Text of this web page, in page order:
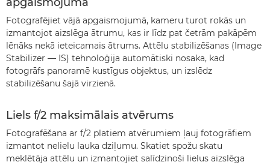
Fotografējiet vājā apgaismojumā, kameru turot rokās un
izmantojot aizslēga ātrumu, kas ir līdz pat četrām pakāpēm
lēnāks nekā ieteicamais ātrums. Attēlu stabilizēšanas (Image
Stabilizer — IS) tehnoloģija automātiski nosaka, kad
fotogrāfs panoramē kustīgus objektus, un izslēdz
stabilizēšanu šajā virzienā.
Liels f/2 maksimālais atvērums
Fotografēšana ar f/2 platiem atvērumiem ļauj fotogrāfiem
izmantot nelielu lauka dziļumu. Skatiet spožu skatu
meklētāja attēlu un izmantojiet salīdzinoši lielus aizslēga